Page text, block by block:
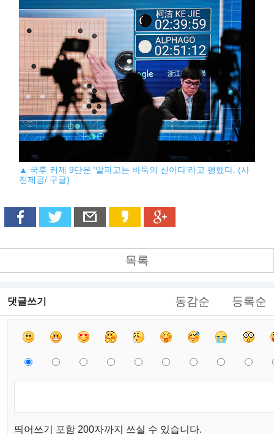
▲ 국후 커제 9단은 '알파고는 바둑의 신이다'라고 평했다. (사
진제공/ 구글)
목록
댓글쓰기 동감순 등록순
띄어쓰기 포함 200자까지 쓰실 수 있습니다.